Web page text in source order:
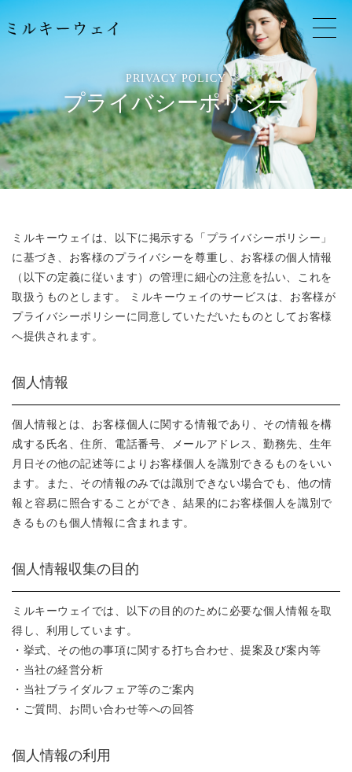
PRIVACY POLICY
プライバシーポリシー
ミルキーウェイは、以下に掲示する「プライバシーポリシー」
に基づき、お客様のプライバシーを尊重し、お客様の個人情報
（以下の定義に従います）の管理に細心の注意を払い、これを
取扱うものとします。 ミルキーウェイのサービスは、お客様が
プライバシーポリシーに同意していただいたものとしてお客様
へ提供されます。
個人情報
個人情報とは、お客様個人に関する情報であり、その情報を構
成する氏名、住所、電話番号、メールアドレス、勤務先、生年
月日その他の記述等によりお客様個人を識別できるものをいい
ます。また、その情報のみでは識別できない場合でも、他の情
報と容易に照合することができ、結果的にお客様個人を識別で
きるものも個人情報に含まれます。
個人情報収集の目的
ミルキーウェイでは、以下の目的のために必要な個人情報を取
得し、利用しています。
・挙式、その他の事項に関する打ち合わせ、提案及び案内等
・当社の経営分析
・当社ブライダルフェア等のご案内
・ご質問、お問い合わせ等への回答
個人情報の利用